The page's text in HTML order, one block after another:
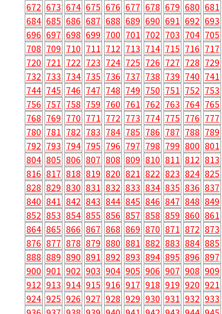
672 673 674 675 676 677 678 679 680 681
684 685 686 687 688 689 690 691 692 693
696 697 698 699 700 701 702 703 704 705
708 709 710 711 712 713 714 715 716 717
720 721 722 723 724 725 726 727 728 729
732 733 734 735 736 737 738 739 740 741
744 745 746 747 748 749 750 751 752 753
756 757 758 759 760 761 762 763 764 765
768 769 770 771 772 773 774 775 776 777
780 781 782 783 784 785 786 787 788 789
792 793 794 795 796 797 798 799 800 801
804 805 806 807 808 809 810 811 812 813
816 817 818 819 820 821 822 823 824 825
828 829 830 831 832 833 834 835 836 837
840 841 842 843 844 845 846 847 848 849
852 853 854 855 856 857 858 859 860 861
864 865 866 867 868 869 870 871 872 873
876 877 878 879 880 881 882 883 884 885
888 889 890 891 892 893 894 895 896 897
900 901 902 903 904 905 906 907 908 909
912 913 914 915 916 917 918 919 920 921
924 925 926 927 928 929 930 931 932 933